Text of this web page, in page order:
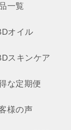
一覧
オイル
スキンケア
な定期便
様の声